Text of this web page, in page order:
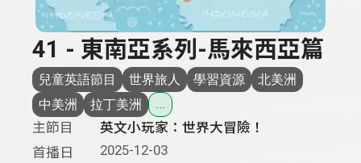
41 - 東南亞系列-馬來西亞篇
兒童英語節目 世界旅人 學習資源
北美洲
中美洲
拉丁美洲 ...
主節目
英文小玩家：世界大冒險！
首播日
2025-12-03